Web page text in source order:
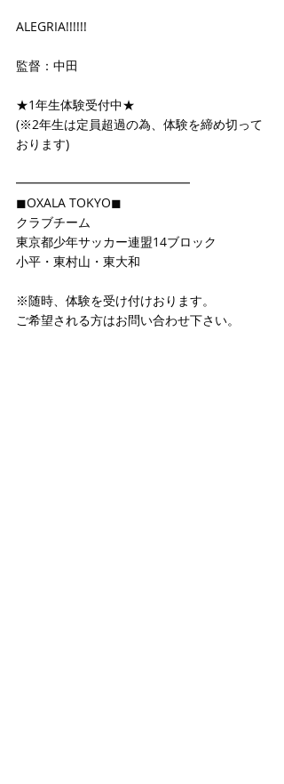
ALEGRIA!!!!!!
監督：中田
★1年生体験受付中★
(※2年生は定員超過の為、体験を締め切って
おります)
━━━━━━━━━━━━━━
◼OXALA TOKYO◼
クラブチーム
東京都少年サッカー連盟14ブロック
小平・東村山・東大和
※随時、体験を受け付けおります。
ご希望される方はお問い合わせ下さい。